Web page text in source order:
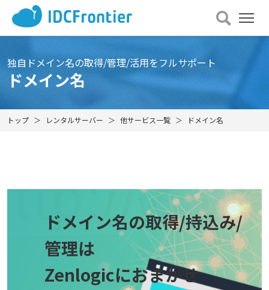
メ
ニュー
を
独自ドメイン名の取得/管理/活用をフルサポート
ドメイン名
トップ レンタルサーバー 他サービス一覧 ドメイン名
ドメイン名の取得/持込み/
管理は
Zenlogicにおまかせ